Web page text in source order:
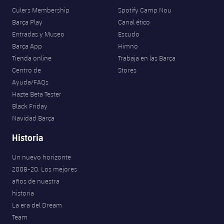
Accesibilidad
Acreditaciones
Instalaciones
SUB8 B
Fotos
Historia
Palmarés
Fotos
Infantil A
Infantil B
Entradas
Resultados
Clasificaciones
Jugadors
Fotos
Palmarés
Historia
Calendario
Resultados
Jugadores
Clasificaciones
Actualidad
Juvenil
Cadete
Campus Verano
PLUSICON
MÁS
Primer equipo
plusicon
más
Actualidad
Entradas
Resultados
Clasificaciones
Barça Atlètic
plusicon
más
Calendario
Resultados
Jugadores
Base
plusicon
más
Actualidad
Barça C
Junior
Campus Verano
PLUSICON
MÁS
Culers Membership
Barça Play
Entradas y Museo
Barça App
Tienda online
Centro de
Ayuda/FAQs
Hazte Beta Tester
Black Friday
Navidad Barça
Spotify Camp Nou
Canal ético
Escudo
Himno
Trabaja en las Barça
Stores
Historia
Un nuevo horizonte
2008-20. Los mejores
años de nuestra
historia
La era del Dream
Team